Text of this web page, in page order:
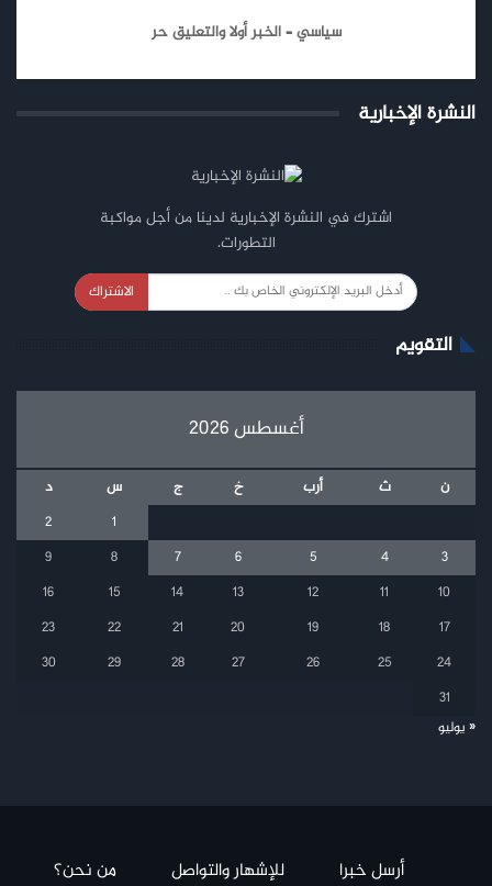
سياسي – الخبر أولا والتعليق حر
النشرة الإخبارية
اشترك في النشرة الإخبارية لدينا من أجل مواكبة
التطورات.
الاشتراك
التقويم
أغسطس 2026
ن ث أرب خ ج س
د
1
2
3
4
5
6
7
8
9
10
11
12
13
14
15
16
17
18
19
20
21
22
23
24
25
26
27
28
29
30
31
« يوليو
أرسل خبرا للإشهار والتواصل من نحن؟